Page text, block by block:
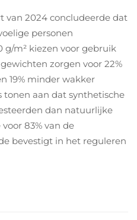
van 2024 concludeerde dat
personen
m² kiezen voor gebruik
zorgen voor 22%
19% minder wakker
tonen aan dat synthetische
dan natuurlijke
83% van de
bevestigt in het reguleren